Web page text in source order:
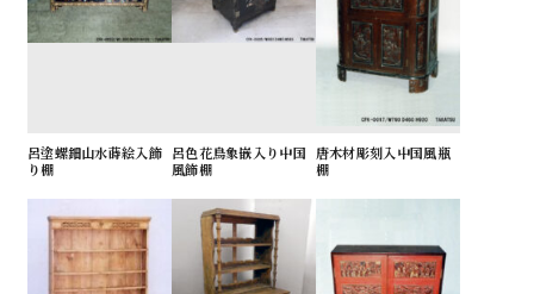
呂塗螺鈿山水蒔絵入飾
り棚
呂色花鳥象嵌入り中国
風飾棚
唐木材彫刻入中国風瓶
棚